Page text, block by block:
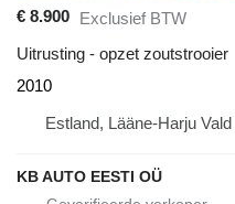
€ 8.900 Exclusief BTW
Uitrusting - opzet zoutstrooier
2010
Estland, Lääne-Harju Vald
KB AUTO EESTI OÜ